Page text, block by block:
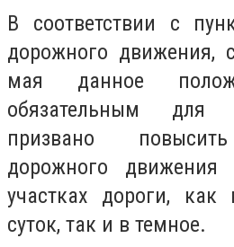
В соответствии с
дорожного движения,
мая данное
обязательным
призвано
дорожного движения
участках дороги, как
суток, так и в темное.